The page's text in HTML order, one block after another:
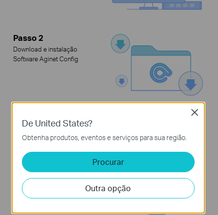
Passo 2
Download e instalação
Software Aginet Config
Passo 3
configuração com
do ISP
Passo 4
Importe arquivos de
De United States?
Obtenha produtos, eventos e serviços para sua região.
Procurar
Outra opção
Close